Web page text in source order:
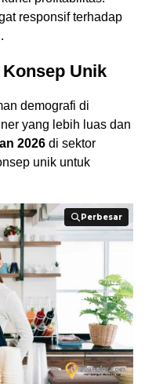
responsif terhadap
Unik
demografi di
yang lebih luas dan
2026 di sektor
unik untuk
Perbesar
Perbesar